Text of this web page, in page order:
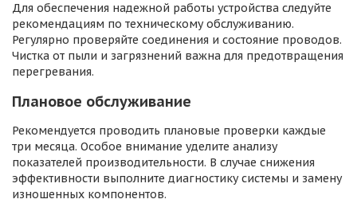
Для обеспечения надежной работы устройства следуйте
рекомендациям по техническому обслуживанию.
Регулярно проверяйте соединения и состояние проводов.
Чистка от пыли и загрязнений важна для предотвращения
перегревания.
Плановое обслуживание
Рекомендуется проводить плановые проверки каждые
три месяца. Особое внимание уделите анализу
показателей производительности. В случае снижения
эффективности выполните диагностику системы и замену
изношенных компонентов.